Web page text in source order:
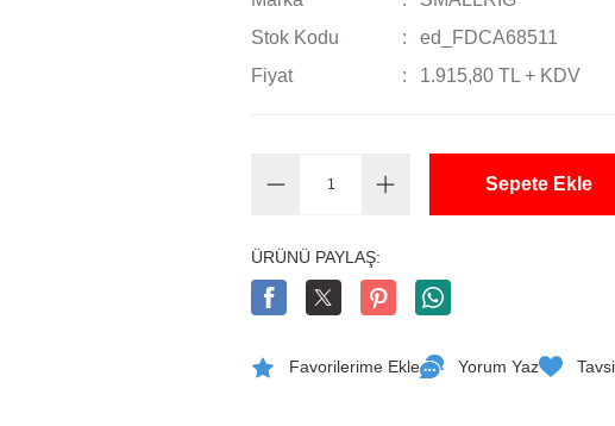
Stok Kodu
ed_FDCA68511
Fiyat
1.915,80 TL + KDV
Sepete Ekle
ÜRÜNÜ PAYLAŞ:
Yorum Yaz